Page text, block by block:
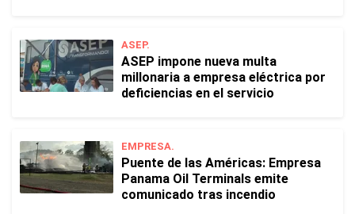
ASEP.
ASEP impone nueva multa
millonaria a empresa eléctrica por
deficiencias en el servicio
EMPRESA.
Puente de las Américas: Empresa
Panama Oil Terminals emite
comunicado tras incendio